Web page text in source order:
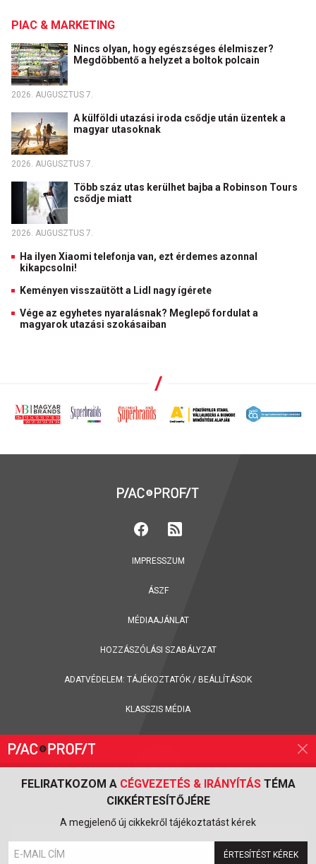
FELIRATKOZOM A CÉGVEZETÉS & IRÁNYÍTÁSTÉMA
CIKKÉRTESÍTŐJÉRE
A megjelenő új cikkekről tájékoztatást kérek
ÉRTESÍTÉST KÉREK
PIAC & MARKETING
Nincs olyan, hogy egészséges élelmiszer?
Megdöbbentő a helyzet a boltok polcain
2026. AUGUSZTUS 7.
A külföldi utazási iroda csődje után üzentek a
magyar utasoknak
2026. AUGUSZTUS 7.
Több száz utas kerülhet bajba a Robinson Tours
csődje miatt
2026. AUGUSZTUS 7.
Ha ilyen Xiaomi telefonja van, ezt érdemes azonnal
kikapcsolni!
Keményen visszaütött a Lidl nagy ígérete
Vége az egyhetes nyaralásnak? Meglepő fordulat a
magyarok utazási szokásaiban
IMPRESSZUM
ÁSZF
MÉDIAAJÁNLAT
HOZZÁSZÓLÁSI SZABÁLYZAT
ADATVÉDELEM: TÁJÉKOZTATÓK / BEÁLLÍTÁSOK
KLASSZIS MÉDIA
FELIRATKOZÁS A PIAC & PROFIT ONLINE MAGAZIN HÍRLEVELÉRE